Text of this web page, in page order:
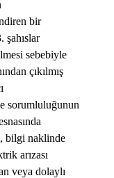
bir
şahıslar
sebebiyle
çıkılmış
sorumluluğunun
bilgi naklinde
arızası
veya dolaylı